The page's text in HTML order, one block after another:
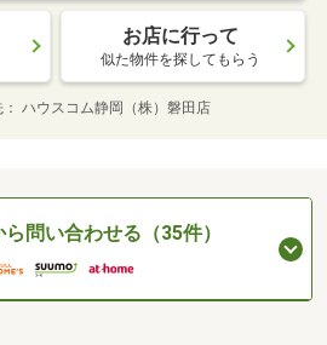
お店に行って
似た物件を探してもらう
ハウスコム静岡（株）磐田店
問い合わせる（35件）